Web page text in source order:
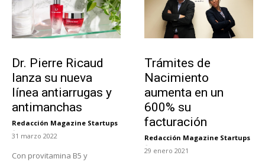
Dr. Pierre Ricaud
lanza su nueva
línea antiarrugas y
antimanchas
Redacción Magazine Startups
-
31 marzo 2022
Con provitamina B5 y
Trámites de
Nacimiento
aumenta en un
600% su
facturación
Redacción Magazine Startups
-
29 enero 2021